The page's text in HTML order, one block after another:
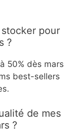
pour
?
50% dès mars
best-sellers
de mes
?